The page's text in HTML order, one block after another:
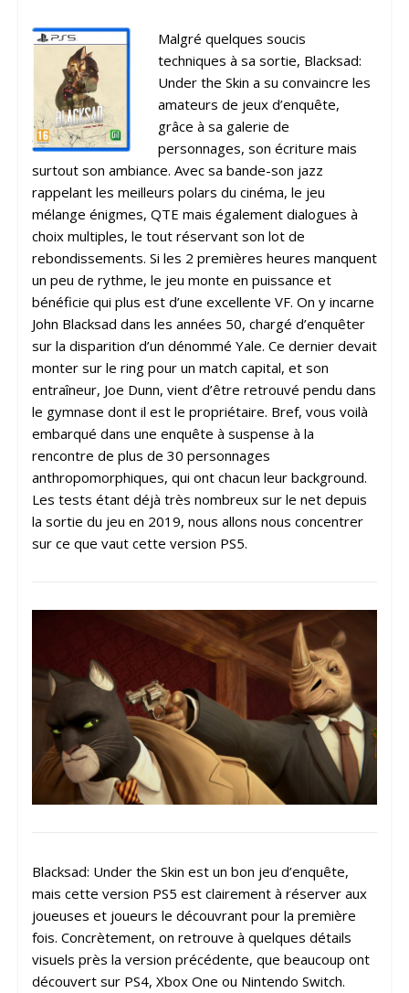
Malgré quelques soucis
techniques à sa sortie, Blacksad:
Under the Skin a su convaincre les
amateurs de jeux d’enquête,
grâce à sa galerie de
personnages, son écriture mais
surtout son ambiance. Avec sa bande-son jazz
rappelant les meilleurs polars du cinéma, le jeu
mélange énigmes, QTE mais également dialogues à
choix multiples, le tout réservant son lot de
rebondissements. Si les 2 premières heures manquent
un peu de rythme, le jeu monte en puissance et
bénéficie qui plus est d’une excellente VF. On y incarne
John Blacksad dans les années 50, chargé d’enquêter
sur la disparition d’un dénommé Yale. Ce dernier devait
monter sur le ring pour un match capital, et son
entraîneur, Joe Dunn, vient d’être retrouvé pendu dans
le gymnase dont il est le propriétaire. Bref, vous voilà
embarqué dans une enquête à suspense à la
rencontre de plus de 30 personnages
anthropomorphiques, qui ont chacun leur background.
Les tests étant déjà très nombreux sur le net depuis
la sortie du jeu en 2019, nous allons nous concentrer
sur ce que vaut cette version PS5.
Blacksad: Under the Skin est un bon jeu d’enquête,
mais cette version PS5 est clairement à réserver aux
joueuses et joueurs le découvrant pour la première
fois. Concrètement, on retrouve à quelques détails
visuels près la version précédente, que beaucoup ont
découvert sur PS4, Xbox One ou Nintendo Switch.